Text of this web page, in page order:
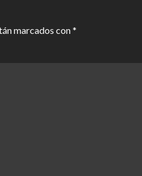
marcados con*